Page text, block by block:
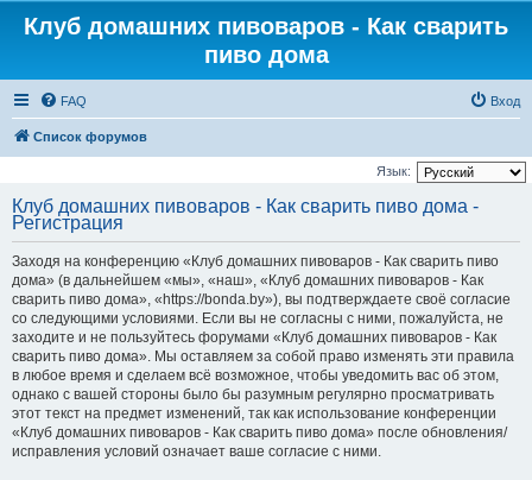
Клуб домашних пивоваров - Как cварить
пиво дома
FAQ Вход
Список форумов
Язык:
Клуб домашних пивоваров - Как cварить пиво дома -
Регистрация
Заходя на конференцию «Клуб домашних пивоваров - Как cварить пиво
дома» (в дальнейшем «мы», «наш», «Клуб домашних пивоваров - Как
cварить пиво дома», «https://bonda.by»), вы подтверждаете своё согласие
со следующими условиями. Если вы не согласны с ними, пожалуйста, не
заходите и не пользуйтесь форумами «Клуб домашних пивоваров - Как
cварить пиво дома». Мы оставляем за собой право изменять эти правила
в любое время и сделаем всё возможное, чтобы уведомить вас об этом,
однако с вашей стороны было бы разумным регулярно просматривать
этот текст на предмет изменений, так как использование конференции
«Клуб домашних пивоваров - Как cварить пиво дома» после обновления/
исправления условий означает ваше согласие с ними.